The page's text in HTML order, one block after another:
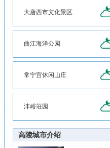
大唐西市文化景区
曲江海洋公园
常宁宫休闲山庄
沣峪荘园
高陵城市介绍